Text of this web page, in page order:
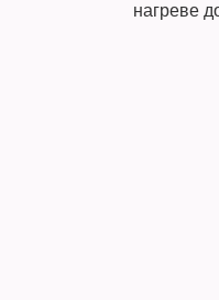
нагреве